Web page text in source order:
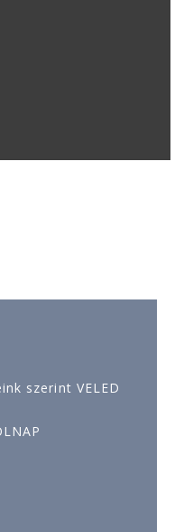
szerint VELED